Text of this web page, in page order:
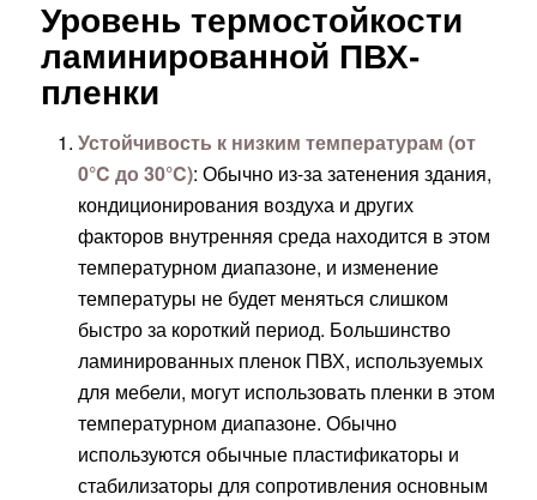
Уровень термостойкости
ламинированной ПВХ-
пленки
Устойчивость к низким температурам (от
0°C до 30°C): Обычно из-за затенения здания,
кондиционирования воздуха и других
факторов внутренняя среда находится в этом
температурном диапазоне, и изменение
температуры не будет меняться слишком
быстро за короткий период. Большинство
ламинированных пленок ПВХ, используемых
для мебели, могут использовать пленки в этом
температурном диапазоне. Обычно
используются обычные пластификаторы и
стабилизаторы для сопротивления основным